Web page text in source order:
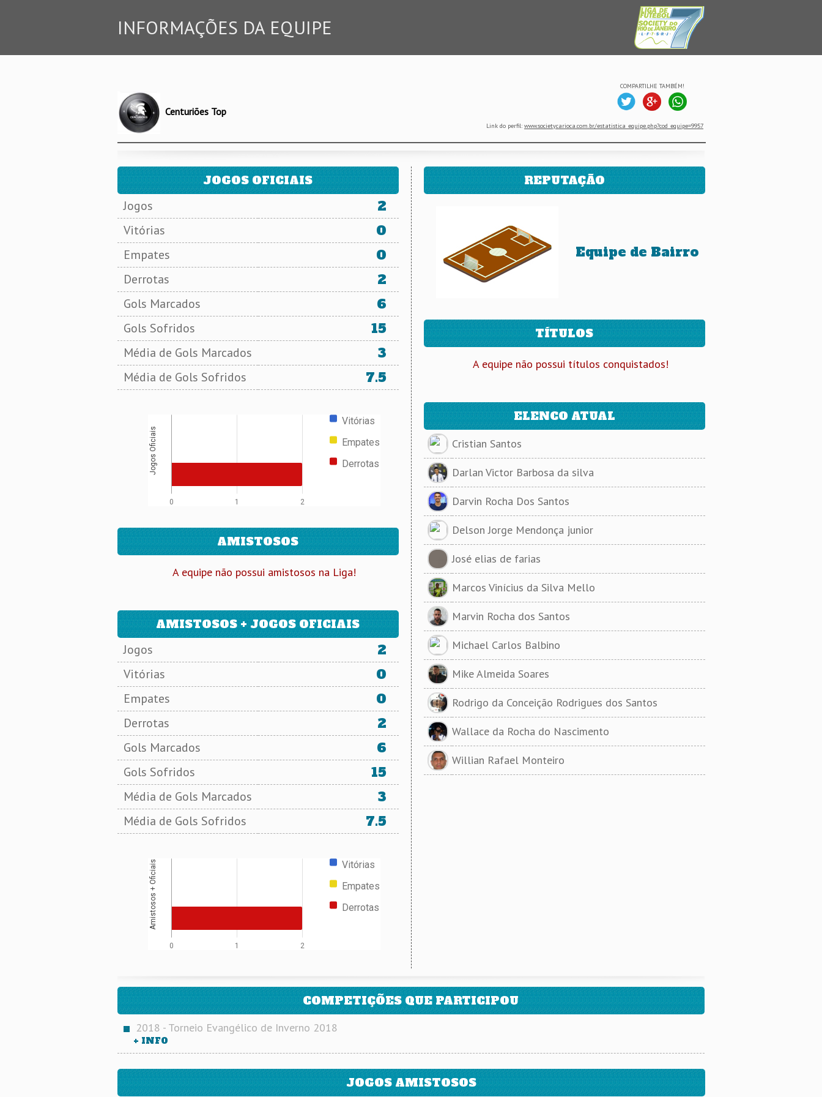
INFORMAÇÕES DA EQUIPE
Centuriões Top
COMPARTILHE TAMBÉM!
Link do perfil: www.societycarioca.com.br/estatistica_equipe.php?cod_equipe=9957
JOGOS OFICIAIS
Jogos 2
Vitórias 0
Empates 0
Derrotas 2
Gols Marcados 6
Gols Sofridos 15
Média de Gols Marcados 3
Média de Gols Sofridos 7.5
Vitórias
Empates
Derrotas
0 1 2
Jogos Oficiais
AMISTOSOS
A equipe não possui amistosos na Liga!
AMISTOSOS + JOGOS OFICIAIS
Jogos 2
Vitórias 0
Empates 0
Derrotas 2
Gols Marcados 6
Gols Sofridos 15
Média de Gols Marcados 3
Média de Gols Sofridos 7.5
Vitórias
Empates
Derrotas
0 1 2
Amistosos + Oficiais
REPUTAÇÃO
Equipe de Bairro
TÍTULOS
A equipe não possui títulos conquistados!
ELENCO ATUAL
Cristian Santos
Darlan Victor Barbosa da silva
Darvin Rocha Dos Santos
Delson Jorge Mendonça junior
José elias de farias
Marcos Vinícius da Silva Mello
Marvin Rocha dos Santos
Michael Carlos Balbino
Mike Almeida Soares
Rodrigo da Conceição Rodrigues dos Santos
Wallace da Rocha do Nascimento
Willian Rafael Monteiro
COMPETIÇÕES QUE PARTICIPOU
2018 - Torneio Evangélico de Inverno 2018
+ INFO
JOGOS AMISTOSOS